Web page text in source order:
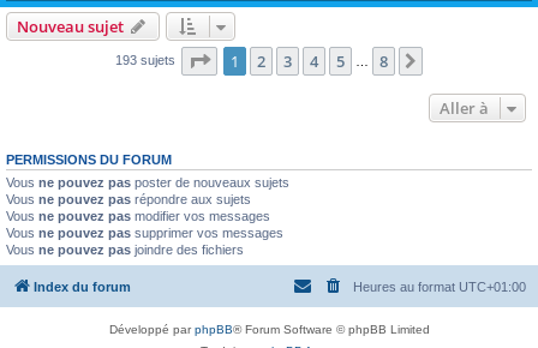
Nouveau sujet
193 sujets Page 1sur8
1 2 3 4 5 8
Aller à
PERMISSIONS DU FORUM
Vous ne pouvez pas poster de nouveaux sujets
Vous ne pouvez pas répondre aux sujets
Vous ne pouvez pas modifier vos messages
Vous ne pouvez pas supprimer vos messages
Vous ne pouvez pas joindre des fichiers
Index du forum Heures au format UTC+01:00
Développé parphpBB® Forum Software © phpBB Limited